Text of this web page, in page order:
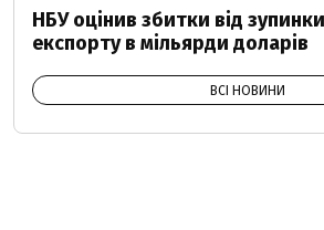
НБУ оцінив збитки від
експорту в мільярди доларів
ВСІ НОВИНИ